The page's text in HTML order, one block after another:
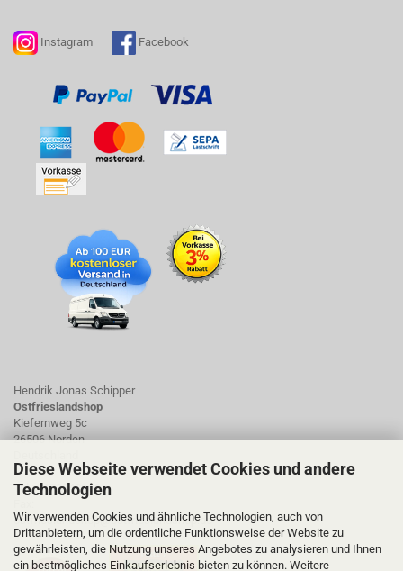
Diese Webseite verwendet Cookies und andere
Technologien
Wir verwenden Cookies und ähnliche Technologien, auch von
Drittanbietern, um die ordentliche Funktionsweise der Website zu
gewährleisten, die Nutzung unseres Angebotes zu analysieren und Ihnen
ein bestmögliches Einkaufserlebnis bieten zu können. Weitere
Instagram Facebook
Hendrik Jonas Schipper
Ostfrieslandshop
Kiefernweg 5c
26506 Norden
Tel.: 01723423661
ostfrieslandshop@ostfrieslandshop.de